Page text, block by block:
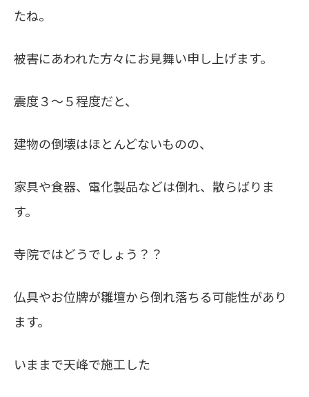
たね。
被害にあわれた方々にお見舞い申し上げます。
震度３～５程度だと、
建物の倒壊はほとんどないものの、
家具や食器、電化製品などは倒れ、散らばりま
す。
寺院ではどうでしょう？？
仏具やお位牌が雛壇から倒れ落ちる可能性があり
ます。
いままで天峰で施工した